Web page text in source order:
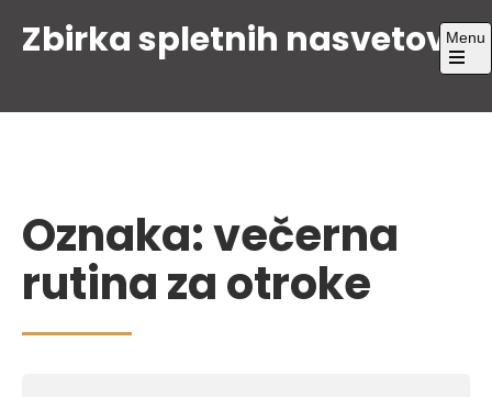
Zbirka spletnih nasvetovMenu
Open
main
Oznaka:večerna
rutina za otroke